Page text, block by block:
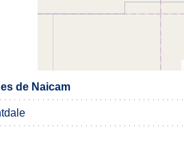
de Naicam